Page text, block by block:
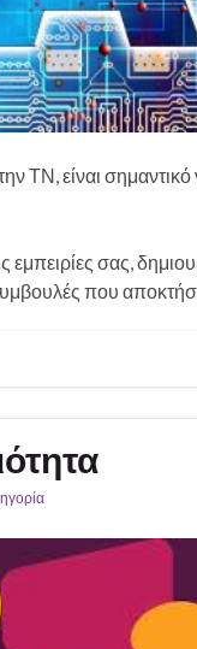
ΤΝ, είναι
εμπειρίες σας,
που